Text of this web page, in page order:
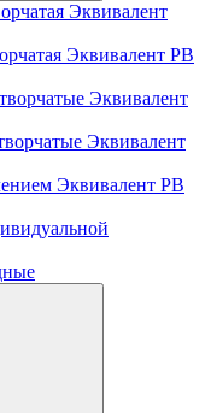
Эквивалент
Эквивалент PB
Эквивалент
Эквивалент
Эквивалент PB